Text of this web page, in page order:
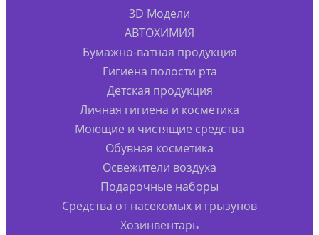
3D Модели
АВТОХИМИЯ
Бумажно-ватная продукция
Гигиена полости рта
Детская продукция
Личная гигиена и косметика
Моющие и чистящие средства
Обувная косметика
Освежители воздуха
Подарочные наборы
Средства от насекомых и грызунов
Хозинвентарь